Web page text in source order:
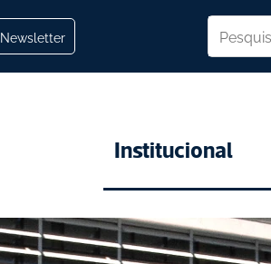
Newsletter
Institucional